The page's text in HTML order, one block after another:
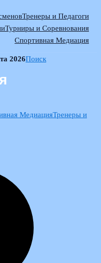
Тренеры и Педагоги
Турниры и Соревнования
Спортивная Медиация
2026Поиск
МедиацияТренеры и